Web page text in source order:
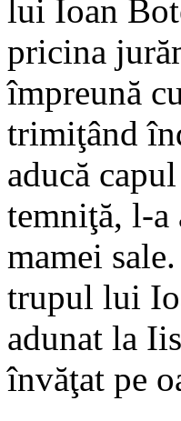
lui Ioan
pricina
împreună
trimiţând
aducă
temniţă, l-a
mamei
trupul lui
adunat la
învăţat pe